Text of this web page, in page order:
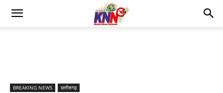
BREAKING NEWS छत्तीसगढ़